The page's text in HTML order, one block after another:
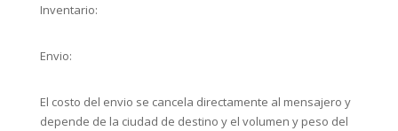
Inventario:
Envio:
El costo del envio se cancela directamente al mensajero y
depende de la ciudad de destino y el volumen y peso del